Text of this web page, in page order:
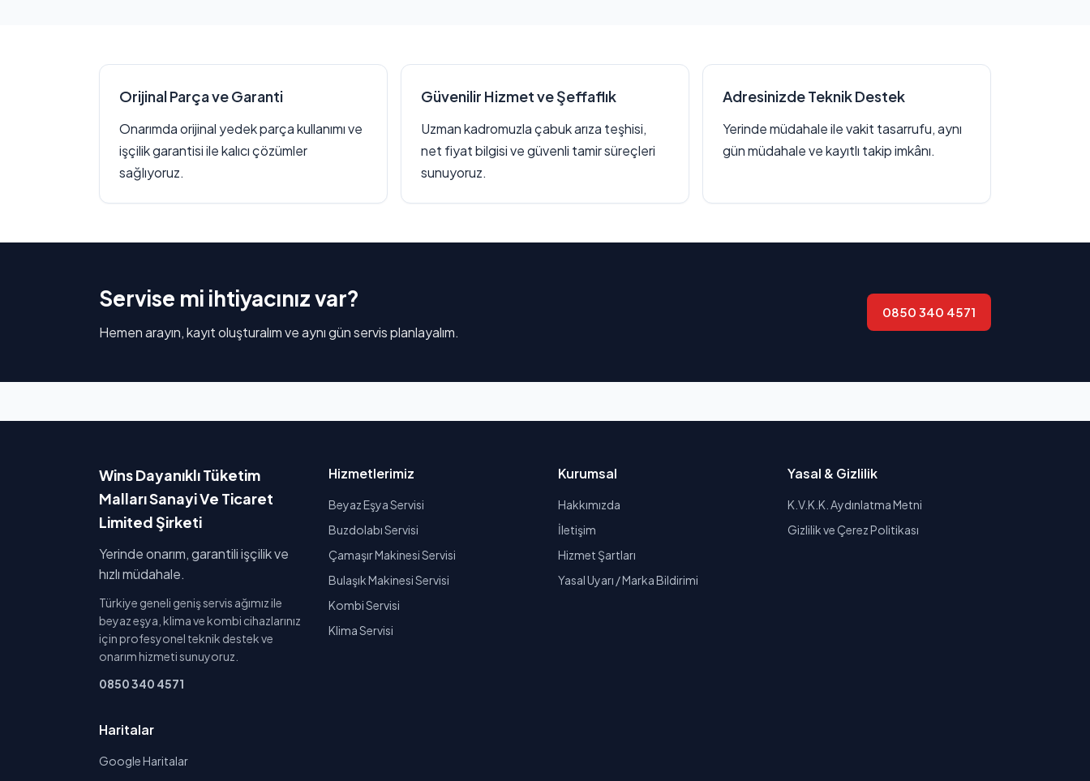
Orijinal Parça ve Garanti
Onarımda orijinal yedek parça kullanımı ve
işçilik garantisi ile kalıcı çözümler
sağlıyoruz.
Güvenilir Hizmet ve Şeffaflık
Uzman kadromuzla çabuk arıza teşhisi,
net fiyat bilgisi ve güvenli tamir süreçleri
sunuyoruz.
Adresinizde Teknik Destek
Yerinde müdahale ile vakit tasarrufu, aynı
gün müdahale ve kayıtlı takip imkânı.
Servise mi ihtiyacınız var?
Hemen arayın, kayıt oluşturalım ve aynı gün servis planlayalım.
0850 340 4571
Wins Dayanıklı Tüketim
Malları Sanayi Ve Ticaret
Limited Şirketi
Yerinde onarım, garantili işçilik ve
hızlı müdahale.
Türkiye geneli geniş servis ağımız ile
beyaz eşya, klima ve kombi cihazlarınız
için profesyonel teknik destek ve
onarım hizmeti sunuyoruz.
0850 340 4571
Hizmetlerimiz
Beyaz Eşya Servisi
Buzdolabı Servisi
Çamaşır Makinesi Servisi
Bulaşık Makinesi Servisi
Kombi Servisi
Klima Servisi
Kurumsal
Hakkımızda
İletişim
Hizmet Şartları
Yasal Uyarı / Marka Bildirimi
Yasal & Gizlilik
K.V.K.K. Aydınlatma Metni
Gizlilik ve Çerez Politikası
Haritalar
Google Haritalar